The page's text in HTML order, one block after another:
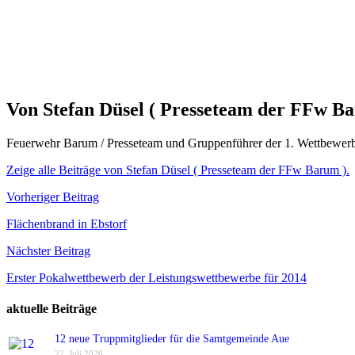
Von Stefan Düsel ( Presseteam der FFw
Feuerwehr Barum / Presseteam und Gruppenführer der 1.
Zeige alle Beiträge von Stefan Düsel ( Presseteam der FFw Barum ).
Beitragsnavigation
Vorheriger Beitrag
Flächenbrand in Ebstorf
Nächster Beitrag
Erster Pokalwettbewerb der Leistungswettbewerbe für 2014
aktuelle Beiträge
12 neue Truppmitglieder für die Samtgemeinde Aue